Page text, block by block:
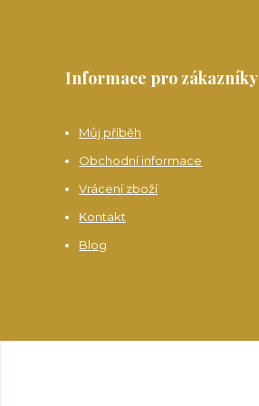
Informace pro zákazníky
Můj příběh
Obchodní informace
Vrácení zboží
Kontakt
Blog